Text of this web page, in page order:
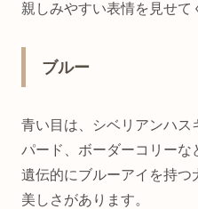
親しみやすい表情を見せて
ブルー
青い目は、シベリアンハス
パード、ボーダーコリーな
遺伝的にブルーアイを持つ
美しさがあります。